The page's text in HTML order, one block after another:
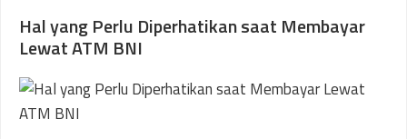
Hal yang Perlu Diperhatikan saat Membayar
Lewat ATM BNI